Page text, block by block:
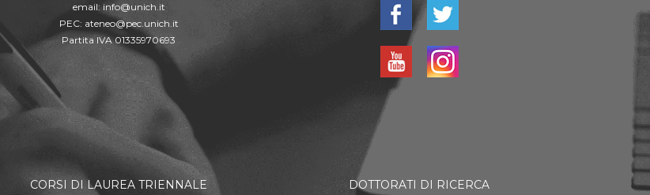
email:info@unich.it
PEC: ateneo@pec.unich.it
Partita IVA 01335970693
CORSI DI LAUREA TRIENNALE DOTTORATI DI RICERCA